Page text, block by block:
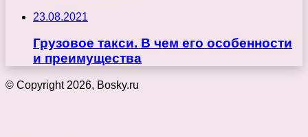
23.08.2021
Грузовое такси. В чем его особенности
и преимущества
© Copyright 2026, Bosky.ru